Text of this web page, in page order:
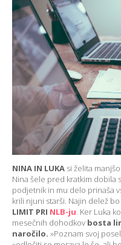
NINA IN LUKA si želita
Nina šele pred kratkim dobila
podjetnik in mu delo prinaša
krili njuni starši. Najin delež
LIMIT PRI NLB-ju. Ker Luka
mesečnih dohodkov bosta
naročilo. »Poznam svoj